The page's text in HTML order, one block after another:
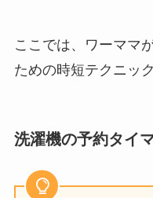
ここでは、ワーママ
ための時短テクニッ
洗濯機の予約タイ